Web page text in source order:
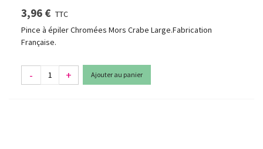
3,96 € TTC
Pince à épiler Chromées Mors Crabe Large.Fabrication
Française.
- + Ajouter au panier